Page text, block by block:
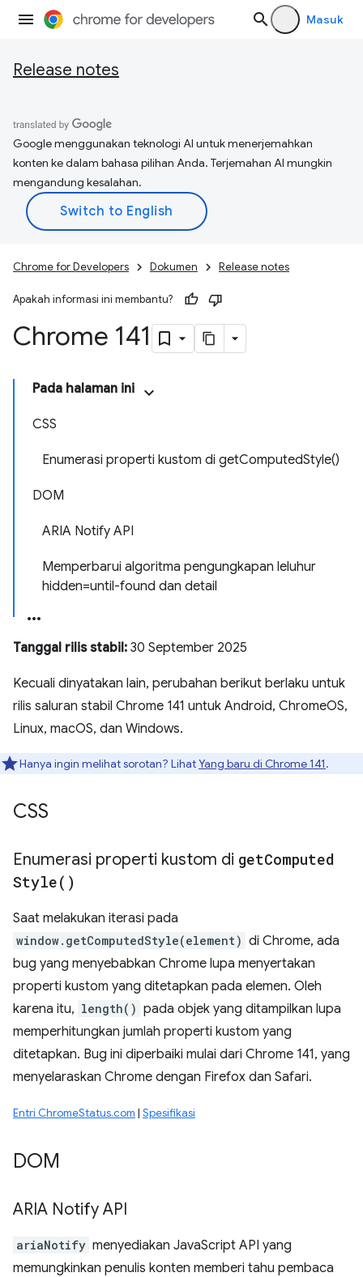
Masuk
Release notes
Google menggunakan teknologi AI untuk menerjemahkan
konten ke dalam bahasa pilihan Anda. Terjemahan AI mungkin
mengandung kesalahan.
Chrome for Developers Dokumen Release notes
Apakah informasi ini membantu?
Chrome 141
Pada halaman ini
CSS
Enumerasi properti kustom di getComputedStyle()
DOM
ARIA Notify API
Memperbarui algoritma pengungkapan leluhur
hidden=until-found dan detail
Tanggal rilis stabil: 30 September 2025
Kecuali dinyatakan lain, perubahan berikut berlaku untuk
rilis saluran stabil Chrome 141 untuk Android, ChromeOS,
Linux, macOS, dan Windows.
Hanya ingin melihat sorotan? LihatYang baru di Chrome 141.
CSS
Enumerasi properti kustom di getComputed
Style( )
Saat melakukan iterasi pada
window.getComputedStyle(element) di Chrome, ada
bug yang menyebabkan Chrome lupa menyertakan
properti kustom yang ditetapkan pada elemen. Oleh
karena itu, length() pada objek yang ditampilkan lupa
memperhitungkan jumlah properti kustom yang
ditetapkan. Bug ini diperbaiki mulai dari Chrome 141, yang
menyelaraskan Chrome dengan Firefox dan Safari.
Entri ChromeStatus.com | Spesifikasi
DOM
ARIA Notify API
ariaNotify menyediakan JavaScript API yang
memungkinkan penulis konten memberi tahu pembaca